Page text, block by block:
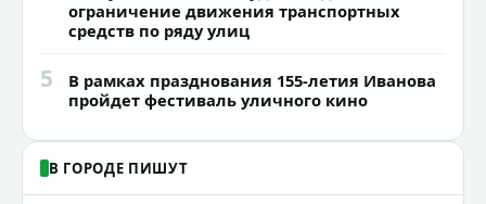
ограничение движения транспортных
средств по ряду улиц
5
В рамках празднования 155-летия Иванова
пройдет фестиваль уличного кино
В ГОРОДЕ ПИШУТ